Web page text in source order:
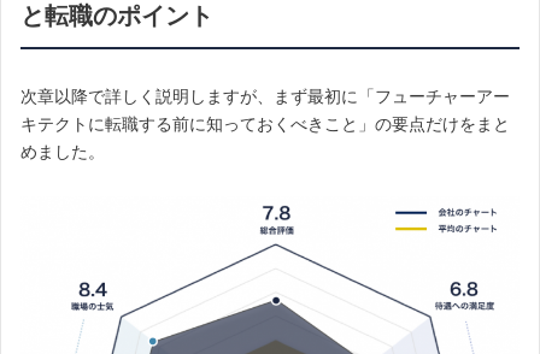
と転職のポイント
次章以降で詳しく説明しますが、まず最初に「フューチャーアー
キテクトに転職する前に知っておくべきこと」の要点だけをまと
めました。